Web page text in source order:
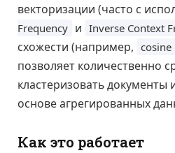
векторизации (часто с
Frequency и Inverse Context
схожести (например, cosine
позволяет количественно
кластеризовать документы
основе агрегированных
Как это работает